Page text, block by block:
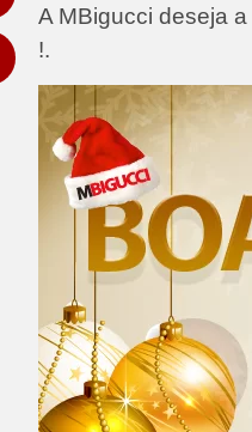
A MBigucci deseja
!.